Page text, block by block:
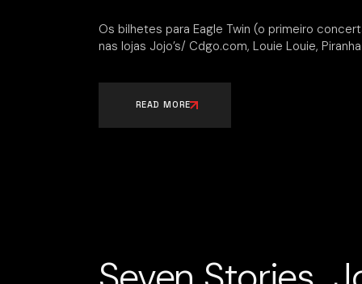
Os bilhetes para Eagle Twin (o primeiro
nas lojas Jojo’s/ Cdgo.com, Louie Louie,
READ MORE